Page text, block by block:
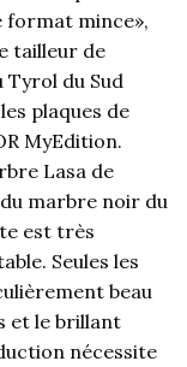
format mince»,
tailleur de
Tyrol du Sud
plaques de
MyEdition.
Lasa de
marbre noir du
est très
Seules les
beau
et le brillant
nécessite